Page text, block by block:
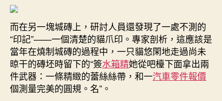
而在另一塊城磚上，研討人員還發現了一處不測的
“印記”——一個清楚的貓爪印。專家剖析，這應該是
當年在燒制城磚的過程中，一只貓悠閑地走過尚未
晾干的磚坯時留下的“簽水箱精她從吧檯下面拿出兩
件武器：一條精緻的蕾絲絲帶，和一汽車零件報價
個測量完美的圓規。名”。